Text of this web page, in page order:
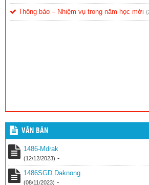
Thông báo – Nhiệm vụ trong năm học mới
VĂN BẢN
1486-Mdrak
(12/12/2023) -
1486SGD Daknong
(08/11/2023) -